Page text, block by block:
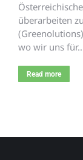
überarbeiten
wo wir uns
Read more